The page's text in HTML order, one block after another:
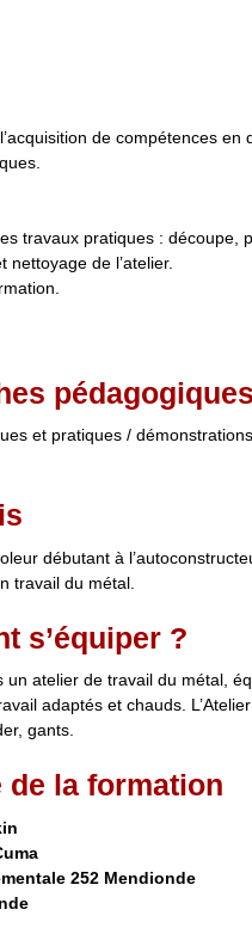
de compétences en
travaux pratiques : découpe,
nettoyage de l’atelier.
pédagogiques
et pratiques /
débutant à
travail du métal.
s’équiper ?
un atelier de travail du métal,
adaptés et chauds.
gants.
de la formation
252 Mendionde